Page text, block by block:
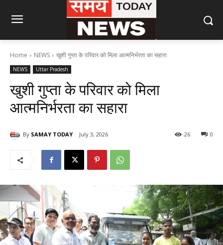
Home NEWS खुशी गुप्ता के परिवार को मिला आत्मनिर्भरता का सहारा
NEWS Uttar Pradesh
खुशी गुप्ता के परिवार को मिला
आत्मनिर्भरता का सहारा
By SAMAY TODAY July 3, 2026 0
26